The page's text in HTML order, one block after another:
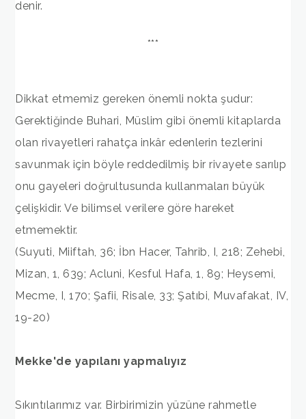
denir.
***
Dikkat etmemiz gereken önemli nokta şudur:
Gerektiğinde Buhari, Müslim gibi önemli kitaplarda
olan rivayetleri rahatça inkâr edenlerin tezlerini
savunmak için böyle reddedilmiş bir rivayete sarılıp
onu gayeleri doğrultusunda kullanmaları büyük
çelişkidir. Ve bilimsel verilere göre hareket
etmemektir.
(Suyuti, Miiftah, 36; İbn Hacer, Tahrib, I, 218; Zehebi,
Mizan, 1, 639; Acluni, Kesful Hafa, 1, 89; Heysemi,
Mecme, I, 170; Şafii, Risale, 33; Şatıbi, Muvafakat, IV,
19-20)
Mekke'de yapılanı yapmalıyız
Sıkıntılarımız var. Birbirimizin yüzüne rahmetle